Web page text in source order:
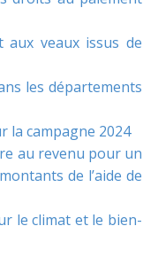
veaux issus de
les départements
la campagne 2024
au revenu pour un
de l’aide de
le climat et le bien-